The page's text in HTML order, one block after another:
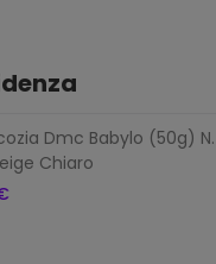
Dmc Babylo (50g)
Chiaro